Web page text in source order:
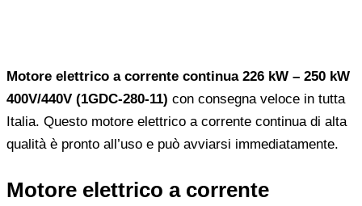
Motore elettrico a corrente continua 226 kW – 250 kW
400V/440V (1GDC-280-11) con consegna veloce in tutta
Italia. Questo motore elettrico a corrente continua di alta
qualità è pronto all’uso e può avviarsi immediatamente.
Motore elettrico a corrente